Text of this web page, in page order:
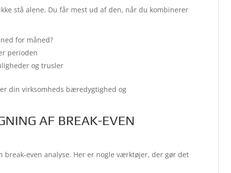
stå alene. Du får mest ud af den, når du kombinerer
for måned?
perioden
og trusler
din virksomheds bæredygtighed og
AF BREAK-EVEN
even analyse. Her er nogle værktøjer, der gør det